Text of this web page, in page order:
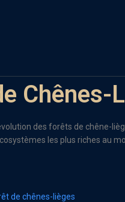
Chênes-
des forêts de chêne-
les plus riches au
de chênes-lièges